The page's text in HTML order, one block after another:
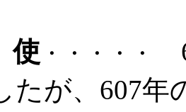
・・・・・
たが、607年